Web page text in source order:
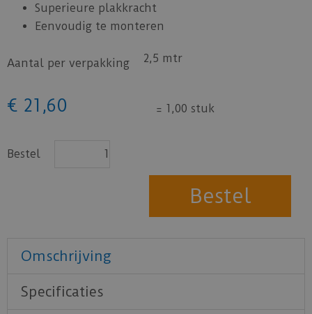
Superieure plakkracht
Eenvoudig te monteren
Aantal per verpakking 2,5 mtr
€ 21 ,60 = 1,00 stuk
Bestel
Omschrijving
Specificaties